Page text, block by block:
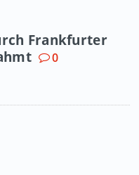
Frankfurter
0